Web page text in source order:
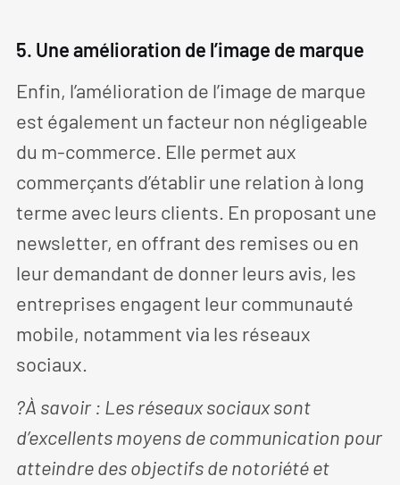
5. Une amélioration de l’image de marque
Enfin, l’amélioration de l’image de marque
est également un facteur non négligeable
du m-commerce. Elle permet aux
commerçants d’établir une relation à long
terme avec leurs clients. En proposant une
newsletter, en offrant des remises ou en
leur demandant de donner leurs avis, les
entreprises engagent leur communauté
mobile, notamment via les réseaux
sociaux.
?À savoir : Les réseaux sociaux sont
d’excellents moyens de communication pour
atteindre des objectifs de notoriété et